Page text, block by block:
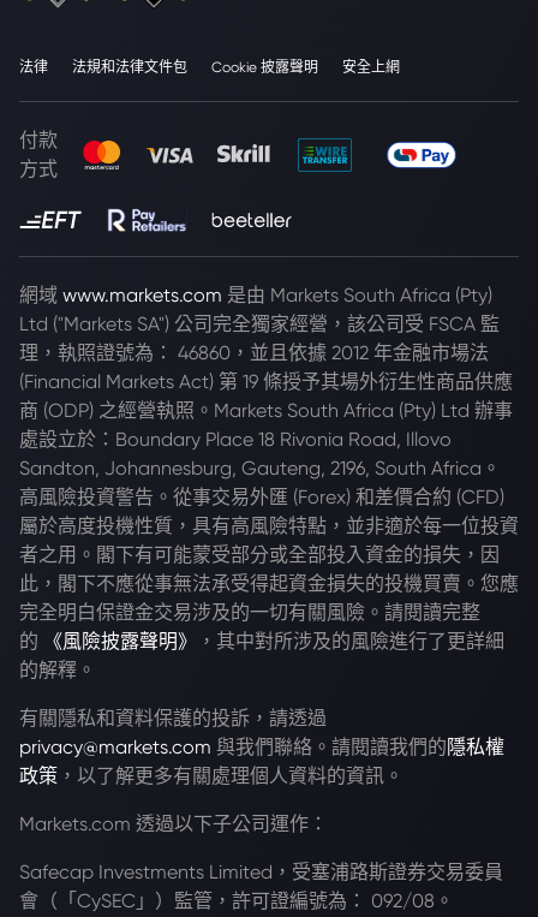
法律 法規和法律文件包 Cookie 披露聲明 安全上網
付款
方式
網域 www.markets.com 是由 Markets South Africa (Pty)
Ltd ("Markets SA") 公司完全獨家經營，該公司受 FSCA 監
理，執照證號為： 46860，並且依據 2012 年金融市場法
(Financial Markets Act) 第 19 條授予其場外衍生性商品供應
商 (ODP) 之經營執照。Markets South Africa (Pty) Ltd 辦事
處設立於：Boundary Place 18 Rivonia Road, Illovo
Sandton, Johannesburg, Gauteng, 2196, South Africa。
高風險投資警告。從事交易外匯 (Forex) 和差價合約 (CFD)
屬於高度投機性質，具有高風險特點，並非適於每一位投資
者之用。閣下有可能蒙受部分或全部投入資金的損失，因
此，閣下不應從事無法承受得起資金損失的投機買賣。您應
完全明白保證金交易涉及的一切有關風險。請閱讀完整
的
《風險披露聲明》
，其中對所涉及的風險進行了更詳細
的解釋。
有關隱私和資料保護的投訴，請透過
privacy@markets.com 與我們聯絡。請閱讀我們的 隱私權
政策 ，以了解更多有關處理個人資料的資訊。
Markets.com 透過以下子公司運作：
Safecap Investments Limited，受塞浦路斯證券交易委員
會（「CySEC」）監管，許可證編號為： 092/08。